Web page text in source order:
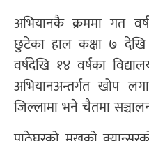
अभियानकै क्रममा गत
छुटेका हाल कक्षा ७
वर्षदेखि १४ वर्षका
अभियानअन्तर्गत खोप
जिल्लामा भने चैतमा
पाठेघरको मुखको